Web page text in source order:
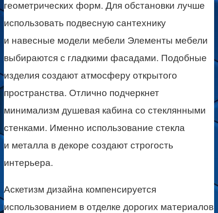
геометрических форм. Для обстановки лучше
использовать подвесную сантехнику
и навесные модели мебели Элементы мебели
выбираются с гладкими фасадами. Подобные
изделия создают атмосферу открытого
пространства. Отлично подчеркнет
минимализм душевая кабина со стеклянными
стенками. Именно использование стекла
и металла в декоре создают строгость
интерьера.
Аскетизм дизайна компенсируется
использованием в отделке дорогих материалов